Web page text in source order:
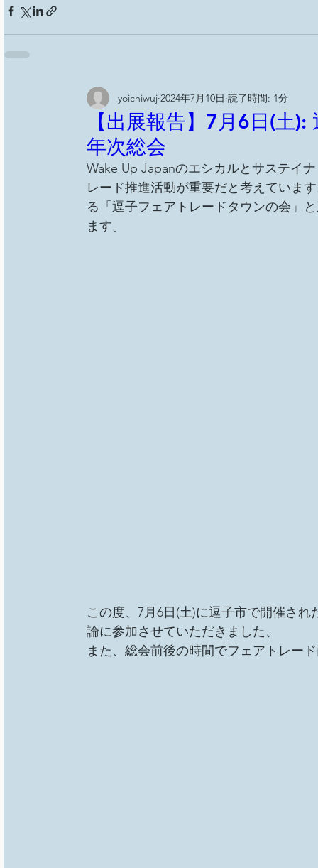
【出展報告】7月6日(土
年次総会
yoichiwuj 2024年7月10日 読了時間: 1分
Wake Up Japanのエシカルとサステイ
レード推進活動が重要だと考えていま
る「逗子フェアトレードタウンの会」
ます。
この度、7月6日(土)に逗子市で開催さ
論に参加させていただきました、
また、総会前後の時間でフェアトレー